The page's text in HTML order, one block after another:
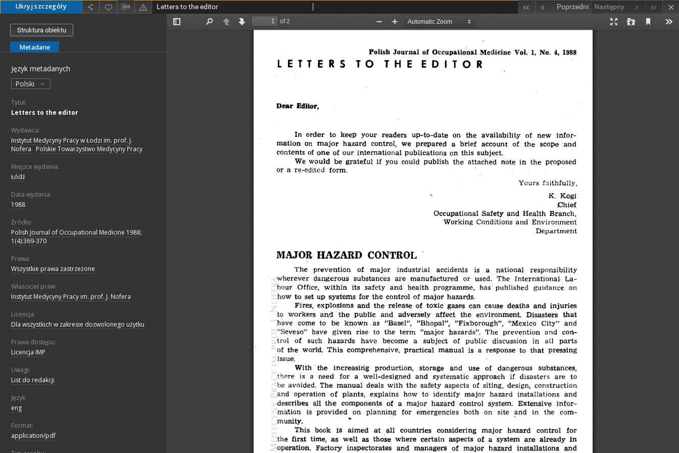
Ukryj szczegóły Letters to the editor Poprzedni Następny
Struktura obiektu
Metadane
Język metadanych
Polski
Tytuł:
Letters to the editor
Wydawca:
Instytut Medycyny Pracy w Łodzi im. prof. J.
Nofera
Polskie Towarzystwo Medycyny Pracy
Miejsce wydania:
Łódź
Data wydania:
1988
Źródło:
Polish Journal of Occupational Medicine 1988;
1(4):369-370
Prawa:
Wszystkie prawa zastrzeżone
Właściciel praw:
Instytut Medycyny Pracy im. prof. J. Nofera
Licencja:
Dla wszystkich w zakresie dozwolonego użytku
Prawa dostępu:
Licencja IMP
Uwagi:
List do redakcji
Język:
eng
Format:
application/pdf